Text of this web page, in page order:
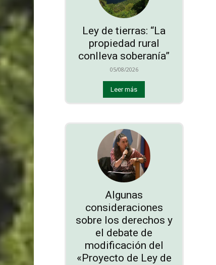
Ley de tierras: “La
propiedad rural
conlleva soberanía”
05/08/2026
Leer más
Algunas
consideraciones
sobre los derechos y
el debate de
modificación del
«Proyecto de Ley de